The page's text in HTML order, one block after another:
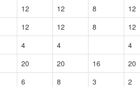
12 12 8 12
12 12 8 12
4 4 4
20 20 16 20
6 8 3 2